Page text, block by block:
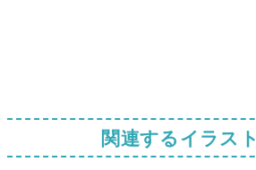
関連するイラスト